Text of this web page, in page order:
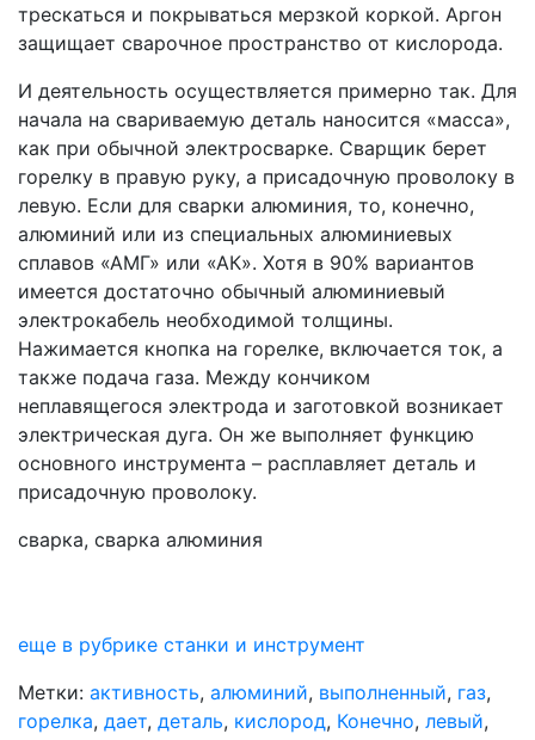
трескаться и покрываться мерзкой коркой. Аргон
защищает сварочное пространство от кислорода.
И деятельность осуществляется примерно так. Для
начала на свариваемую деталь наносится «масса»,
как при обычной электросварке. Сварщик берет
горелку в правую руку, а присадочную проволоку в
левую. Если для сварки алюминия, то, конечно,
алюминий или из специальных алюминиевых
сплавов «АМГ» или «АК». Хотя в 90% вариантов
имеется достаточно обычный алюминиевый
электрокабель необходимой толщины.
Нажимается кнопка на горелке, включается ток, а
также подача газа. Между кончиком
неплавящегося электрода и заготовкой возникает
электрическая дуга. Он же выполняет функцию
основного инструмента – расплавляет деталь и
присадочную проволоку.
сварка, сварка алюминия
еще в рубрике станки и инструмент
Метки: активность, алюминий, выполненный, газ,
горелка, дает, деталь, кислород, Конечно, левый,